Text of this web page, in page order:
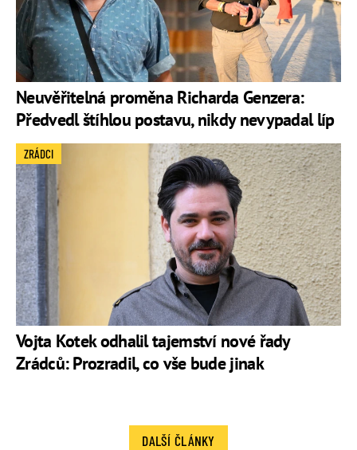
Neuvěřitelná proměna Richarda Genzera:
Předvedl štíhlou postavu, nikdy nevypadal líp
Vojta Kotek odhalil tajemství nové řady
Zrádců: Prozradil, co vše bude jinak
ZRÁDCI
DALŠÍ ČLÁNKY